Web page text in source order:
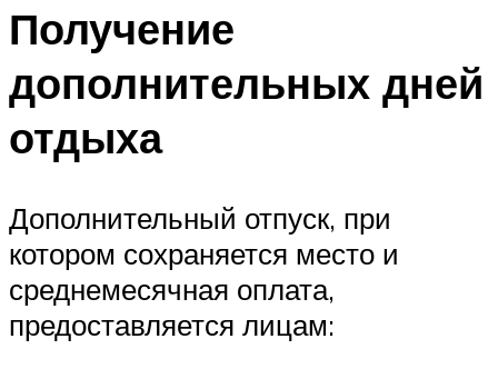
Получение
дополнительных дней
отдыха
Дополнительный отпуск, при
котором сохраняется место и
среднемесячная оплата,
предоставляется лицам: